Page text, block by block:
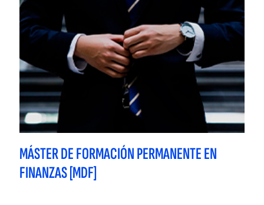
MÁSTER DE FORMACIÓN PERMANENTE EN
FINANZAS [MDF]